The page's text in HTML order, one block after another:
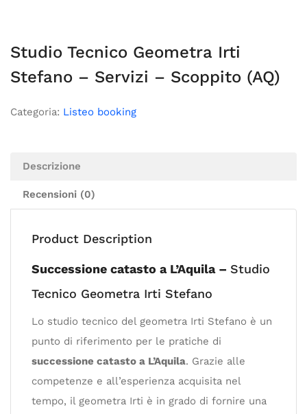
Studio Tecnico Geometra Irti
Stefano – Servizi – Scoppito (AQ)
Categoria: Listeo booking
Descrizione
Recensioni (0)
Product Description
Successione catasto a L’Aquila – Studio
Tecnico Geometra Irti Stefano
Lo studio tecnico del geometra Irti Stefano è un
punto di riferimento per le pratiche di
successione catasto a L’Aquila. Grazie alle
competenze e all’esperienza acquisita nel
tempo, il geometra Irti è in grado di fornire una